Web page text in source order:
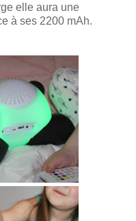
elle aura une
à ses 2200 mAh.